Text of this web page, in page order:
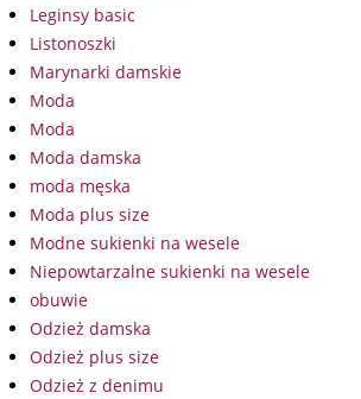
Leginsy basic
Listonoszki
Marynarki damskie
Moda
Moda
Moda damska
moda męska
Moda plus size
Modne sukienki na wesele
Niepowtarzalne sukienki na wesele
obuwie
Odzież damska
Odzież plus size
Odzież z denimu